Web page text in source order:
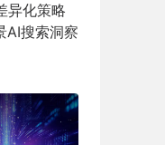
异化策略
AI搜索洞察